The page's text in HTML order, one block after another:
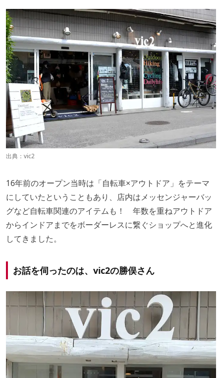
出典： vic2
16年前のオープン当時は「自転車×アウトドア」をテーマ
にしていたということもあり、店内はメッセンジャーバッ
グなど自転車関連のアイテムも！ 年数を重ねアウトドア
からインドアまでをボーダーレスに繋ぐショップへと進化
してきました。
お話を伺ったのは、vic2の勝俣さん